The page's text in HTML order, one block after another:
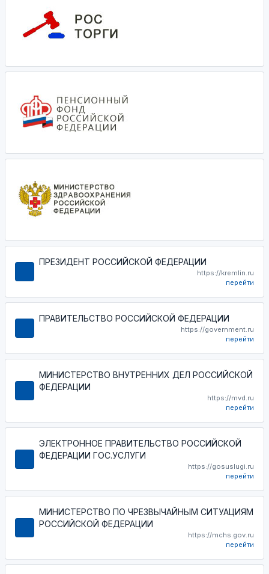
ПРЕЗИДЕНТ РОССИЙСКОЙ ФЕДЕРАЦИИ
https://kremlin.ru
перейти
ПРАВИТЕЛЬСТВО РОССИЙСКОЙ ФЕДЕРАЦИИ
https://government.ru
перейти
МИНИСТЕРСТВО ВНУТРЕННИХ ДЕЛ РОССИЙСКОЙ
ФЕДЕРАЦИИ
https://mvd.ru
перейти
ЭЛЕКТРОННОЕ ПРАВИТЕЛЬСТВО РОССИЙСКОЙ
ФЕДЕРАЦИИ ГОС.УСЛУГИ
https://gosuslugi.ru
перейти
МИНИСТЕРСТВО ПО ЧРЕЗВЫЧАЙНЫМ СИТУАЦИЯМ
РОССИЙСКОЙ ФЕДЕРАЦИИ
https://mchs.gov.ru
перейти